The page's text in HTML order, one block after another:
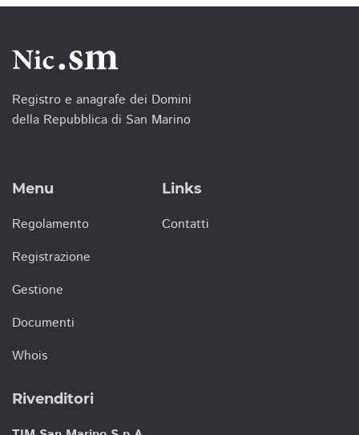
Registro e anagrafe dei Domini
della Repubblica di San Marino
Menu
Regolamento
Registrazione
Gestione
Documenti
Whois
Links
Contatti
Rivenditori